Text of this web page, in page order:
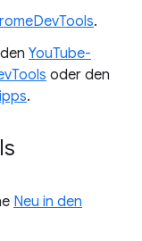
.
YouTube-
oder den
.
Neu in den